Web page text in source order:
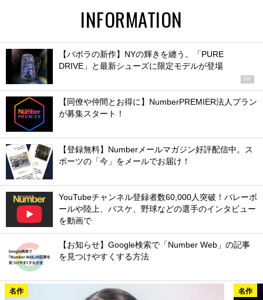
INFORMATION
【バボラの新作】NYの輝きを纏う。「PURE
DRIVE」と最新シューズに限定モデルが登場
PR
【同僚や仲間とお得に】NumberPREMIER法人プラン
が募集スタート！
【登録無料】Numberメールマガジン好評配信中。ス
ポーツの「今」をメールでお届け！
YouTubeチャンネル登録者数60,000人突破！バレーボ
ールや陸上、バスケ、野球などの選手のインタビュー
を動画で
【お知らせ】Google検索で「Number Web」の記事
を見つけやすくする方法
名作 名作